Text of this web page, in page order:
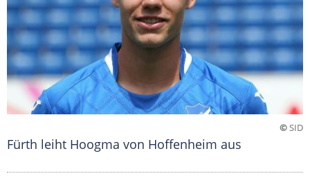
©SID
Fürth leiht Hoogma von Hoffenheim aus